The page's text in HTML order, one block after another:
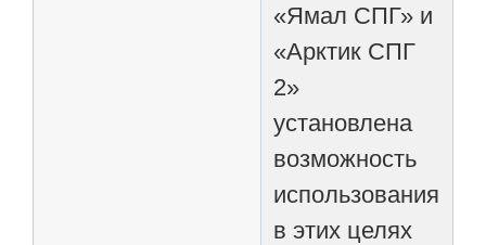
«Ямал СПГ» и
«Арктик СПГ
2»
установлена
возможность
использования
в этих целях